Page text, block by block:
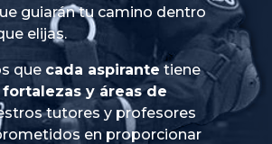
guiarán tu camino dentro
elijas.
que cada aspirante tiene
fortalezas y áreas de
tutores y profesores
en proporcionar